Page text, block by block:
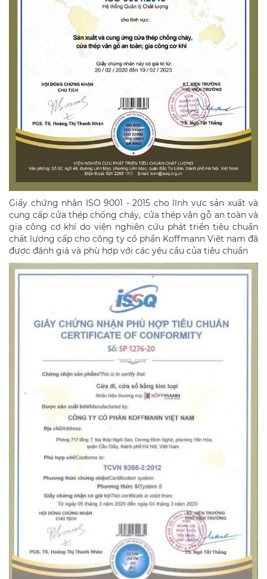
Giấy chứng nhận ISO 9001 - 2015 cho lĩnh vực sản xuất và
cung cấp cửa thép chống cháy, cửa thép vân gỗ an toàn và
gia công cơ khí do viện nghiên cứu phát triển tiêu chuẩn
chất lượng cấp cho công ty cổ phần Koffmann Việt nam đã
được đánh giá và phù hợp với các yêu cầu của tiêu chuẩn